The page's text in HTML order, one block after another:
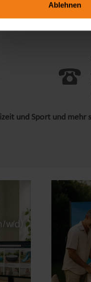
Ablehnen
neuem Tab)
und Sport und mehr